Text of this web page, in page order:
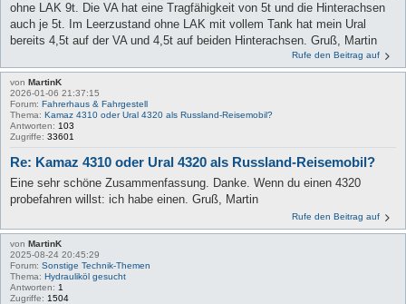
ohne LAK 9t. Die VA hat eine Tragfähigkeit von 5t und die Hinterachsen
auch je 5t. Im Leerzustand ohne LAK mit vollem Tank hat mein Ural
bereits 4,5t auf der VA und 4,5t auf beiden Hinterachsen. Gruß, Martin
Rufe den Beitrag auf
von MartinK
2026-01-06 21:37:15
Forum: Fahrerhaus & Fahrgestell
Thema: Kamaz 4310 oder Ural 4320 als Russland-Reisemobil?
Antworten: 103
Zugriffe: 33601
Re: Kamaz 4310 oder Ural 4320 als Russland-Reisemobil?
Eine sehr schöne Zusammenfassung. Danke. Wenn du einen 4320
probefahren willst: ich habe einen. Gruß, Martin
Rufe den Beitrag auf
von MartinK
2025-08-24 20:45:29
Forum: Sonstige Technik-Themen
Thema: Hydrauliköl gesucht
Antworten: 1
Zugriffe: 1504